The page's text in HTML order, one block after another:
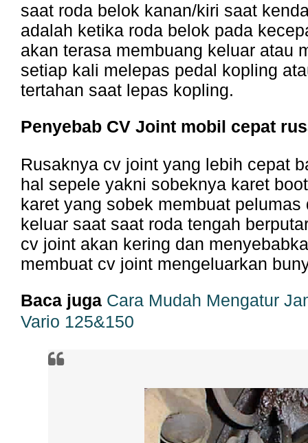
saat roda belok kanan/kiri saat
adalah ketika roda belok pada
akan terasa membuang keluar atau
setiap kali melepas pedal kopling
tertahan saat lepas kopling.
Penyebab CV Joint mobil cepat
Rusaknya cv joint yang lebih cepat
hal sepele yakni sobeknya karet
karet yang sobek membuat
keluar saat saat roda tengah
cv joint akan kering dan
membuat cv joint mengeluarkan
Baca juga Cara Mudah Mengatur
Vario 125&150